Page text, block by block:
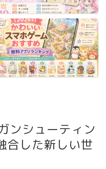
ンシューティン
合した新しい世